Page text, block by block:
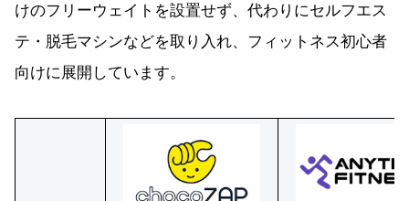
けのフリーウェイトを設置せず、代わりにセルフエス
テ・脱毛マシンなどを取り入れ、フィットネス初心者
向けに展開しています。